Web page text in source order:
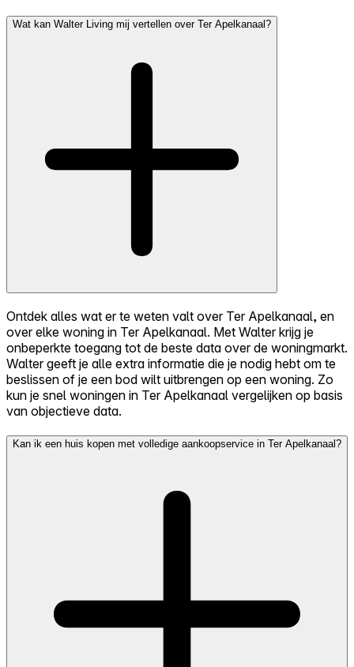
Wat kan Walter Living mij vertellen over Ter Apelkanaal?
Ontdek alles wat er te weten valt over Ter Apelkanaal, en
over elke woning in Ter Apelkanaal. Met Walter krijg je
onbeperkte toegang tot de beste data over de woningmarkt.
Walter geeft je alle extra informatie die je nodig hebt om te
beslissen of je een bod wilt uitbrengen op een woning. Zo
kun je snel woningen in Ter Apelkanaal vergelijken op basis
van objectieve data.
Kan ik een huis kopen met volledige aankoopservice in Ter Apelkanaal?